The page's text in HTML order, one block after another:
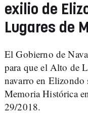
exilio de
Lugares de
El Gobierno de
para que el Alto de
navarro en Elizondo
Memoria Histórica
29/2018.